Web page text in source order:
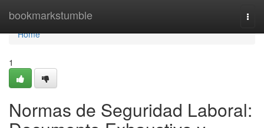
bookmarkstumble
Home
Home
1
Normas de Seguridad Laboral: